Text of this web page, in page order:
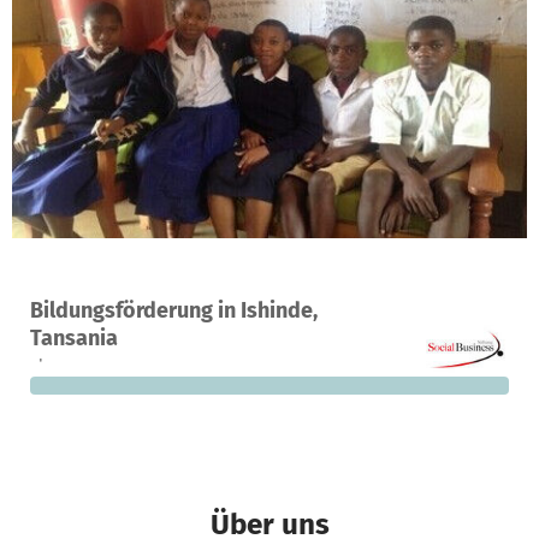
Bildungsförderung in Ishinde,
Tansania
Ein Projekt in Same, Tansania
0 1.900 €
fehlen noch
Über uns